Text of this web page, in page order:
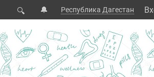
🔍 🔔 Республика Дагестан